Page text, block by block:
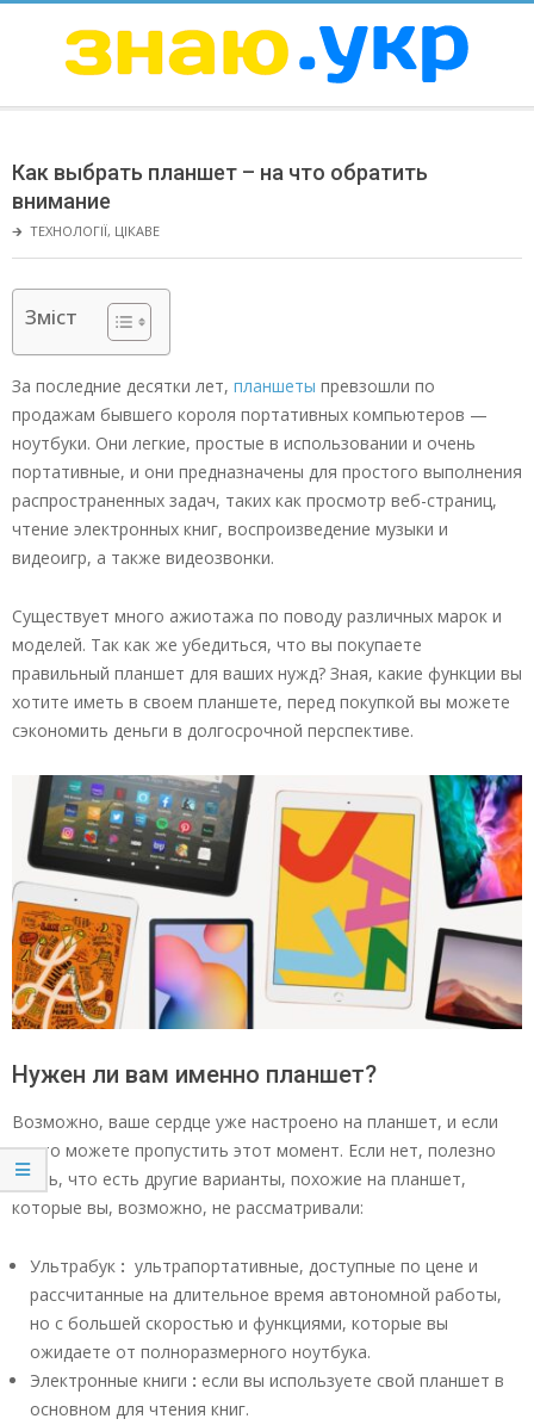
ЗНАЮ
Menu
Как выбрать планшет – на что обратить
внимание
🡲 ТЕХНОЛОГІЇ, ЦІКАВЕ
Зміст
За последние десятки лет, планшеты превзошли по
продажам бывшего короля портативных компьютеров —
ноутбуки. Они легкие, простые в использовании и очень
портативные, и они предназначены для простого выполнения
распространенных задач, таких как просмотр веб-страниц,
чтение электронных книг, воспроизведение музыки и
видеоигр, а также видеозвонки.
Существует много ажиотажа по поводу различных марок и
моделей. Так как же убедиться, что вы покупаете
правильный планшет для ваших нужд? Зная, какие функции вы
хотите иметь в своем планшете, перед покупкой вы можете
сэкономить деньги в долгосрочной перспективе.
Нужен ли вам именно планшет?
Возможно, ваше сердце уже настроено на планшет, и если
да, то можете пропустить этот момент. Если нет, полезно
знать, что есть другие варианты, похожие на планшет,
которые вы, возможно, не рассматривали:
Ультрабук : ультрапортативные, доступные по цене и
рассчитанные на длительное время автономной работы,
но с большей скоростью и функциями, которые вы
ожидаете от полноразмерного ноутбука.
Электронные книги : если вы используете свой планшет в
основном для чтения книг.